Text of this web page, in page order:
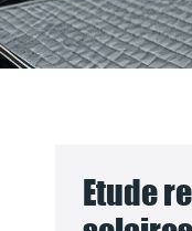
Etude